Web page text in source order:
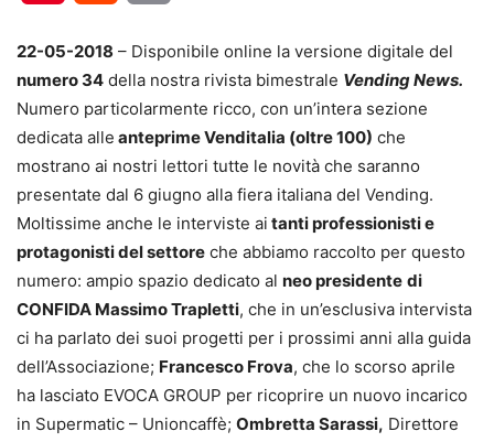
22-05-2018 – Disponibile online la versione digitale del
numero 34 della nostra rivista bimestrale Vending News.
Numero particolarmente ricco, con un’intera sezione
dedicata alle anteprime Venditalia (oltre 100) che
mostrano ai nostri lettori tutte le novità che saranno
presentate dal 6 giugno alla fiera italiana del Vending.
Moltissime anche le interviste ai tanti professionisti e
protagonisti del settore che abbiamo raccolto per questo
numero: ampio spazio dedicato al neo presidente di
CONFIDA Massimo Trapletti, che in un’esclusiva intervista
ci ha parlato dei suoi progetti per i prossimi anni alla guida
dell’Associazione; Francesco Frova, che lo scorso aprile
ha lasciato EVOCA GROUP per ricoprire un nuovo incarico
in Supermatic – Unioncaffè; Ombretta Sarassi, Direttore